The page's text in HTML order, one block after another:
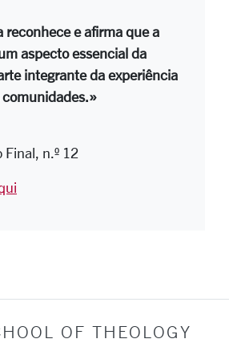
reconhece e afirma que a
aspecto essencial da
integrante da experiência
n.º 12
OF THEOLOGY